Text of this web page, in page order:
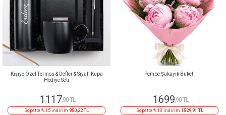
Kişiye Özel Termos & Defter & Siyah Kupa
Hediye Seti
1117,90 TL
Sepette % 15 indirim 950,22 TL
Pembe Şakayık Buketi
1699,90 TL
Sepette % 10 indirim 1529,91 TL